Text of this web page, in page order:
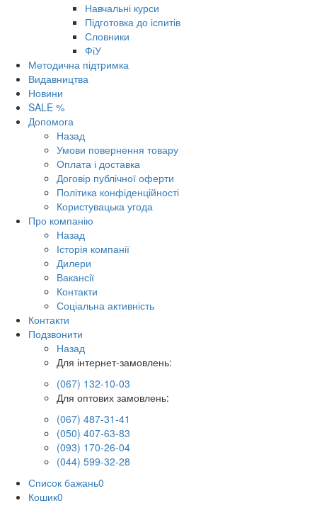
Навчальні курси
Підготовка до іспитів
Словники
ФіУ
Методична підтримка
Видавництва
Новини
SALE %
Допомога
Назад
Умови повернення товару
Оплата і доставка
Договір публічної оферти
Політика конфіденційності
Користувацька угода
Про компанію
Назад
Історія компанії
Дилери
Вакансії
Контакти
Соціальна активність
Контакти
Подзвонити
Назад
Для інтернет-замовлень:
(067) 132-10-03
Для оптових замовлень:
(067) 487-31-41
(050) 407-63-83
(093) 170-26-04
(044) 599-32-28
Список бажань0
Кошик0